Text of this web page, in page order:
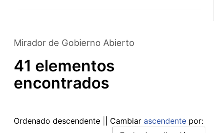
Mirador de Gobierno Abierto
41 elementos
encontrados
Ordenado descendente || Cambiar ascendente por: